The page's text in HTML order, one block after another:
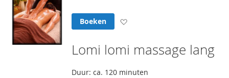
Boeken
Lomi lomi massage lang
Duur: ca. 120 minuten